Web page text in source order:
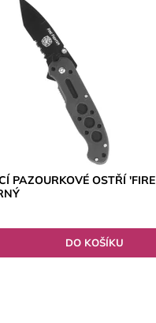
PAZOURKOVÉ OSTŘÍ 'FIRE